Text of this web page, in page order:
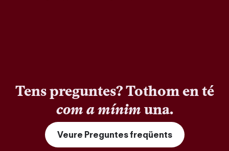
Tens preguntes? Tothom en té
com a mínimuna.
Veure Preguntes freqüents